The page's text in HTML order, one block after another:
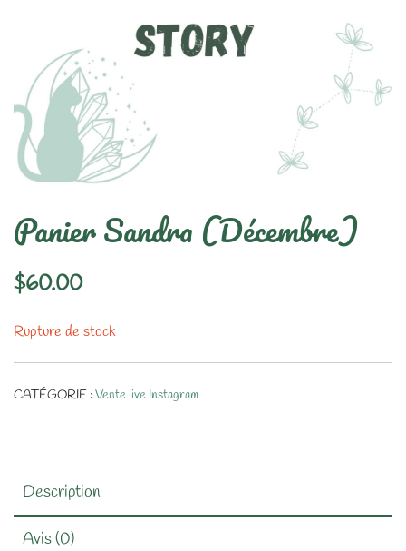
Panier Sandra (Décembre)
$60.00
Rupture de stock
CATÉGORIE :Vente live Instagram
Description
Avis (0)